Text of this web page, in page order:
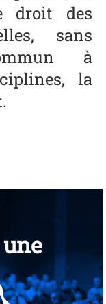
droit des
sans
à
la